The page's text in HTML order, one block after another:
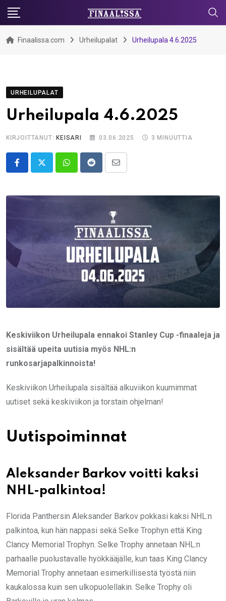
Skip
content
Finaalissa.com Urheilupalat Urheilupala 4.6.2025
URHEILUPALAT
Urheilupala 4.6.2025
KIRJOITTANUT: KEISARI 03.06.2025 3 MINUUTTIA
WhatsappRedditShare
Email
Keskiviikon Urheilupala ennakoi Stanley Cup -finaaleja ja
sisältää upeita uutisia myös NHL:n
runkosarjapalkinnoista!
Keskiviikon Urheilupala sisältää alkuviikon kuumimmat
uutiset sekä keskiviikon ja torstain ohjelman!
Uutispoiminnat
Aleksander Barkov voitti kaksi
NHL-palkintoa!
Florida Panthersin Aleksander Barkov pokkasi kaksi NHL:n
palkintoa, kun hän nappasi sekä Selke Trophyn että King
Clancy Memorial Trophyn. Selke Trophy annetaan NHL:n
parhaalle puolustavalle hyökkääjälle, kun taas King Clancy
Memorial Trophy annetaan esimerkillisestä työstä niin
kaukalossa kuin sen ulkopuolellakin. Selke Trophy oli